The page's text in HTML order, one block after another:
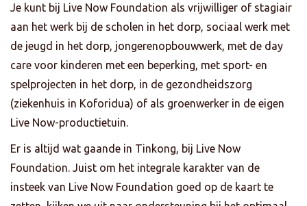
Je kunt bij Live Now Foundation als vrijwilliger of stagiair
aan het werk bij de scholen in het dorp, sociaal werk met
de jeugd in het dorp, jongerenopbouwwerk, met de day
care voor kinderen met een beperking, met sport- en
spelprojecten in het dorp, in de gezondheidszorg
(ziekenhuis in Koforidua) of als groenwerker in de eigen
Live Now-productietuin.
Er is altijd wat gaande in Tinkong, bij Live Now
Foundation. Juist om het integrale karakter van de
insteek van Live Now Foundation goed op de kaart te